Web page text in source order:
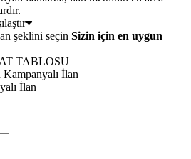
Sizin için en uygun
TABLOSU
Kampanyalı İlan
İlan